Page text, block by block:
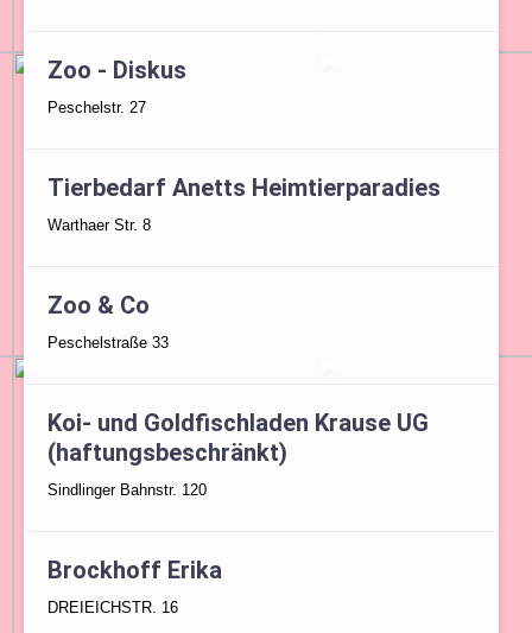
Zoo - Diskus
Peschelstr. 27
Tierbedarf Anetts Heimtierparadies
Warthaer Str. 8
Zoo & Co
Peschelstraße 33
Koi- und Goldfischladen Krause UG
(haftungsbeschränkt)
Sindlinger Bahnstr. 120
Brockhoff Erika
DREIEICHSTR. 16